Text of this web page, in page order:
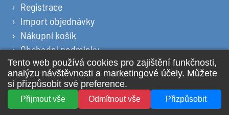
Registrace
Import objednávky
Nákupní košík
Obchodní podmínky
Ochrana osobních údajů
Prohlášení o cookies
2026 © All Rights Reserved YPSILON PLUS s.r.o.